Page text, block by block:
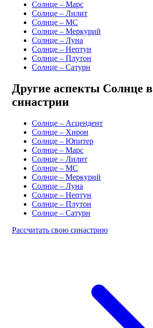
Солнце – Марс
Солнце – Лилит
Солнце – MC
Солнце – Меркурий
Солнце – Луна
Солнце – Нептун
Солнце – Плутон
Солнце – Сатурн
Другие аспекты Солнце в
синастрии
Солнце – Асцендент
Солнце – Хирон
Солнце – Юпитер
Солнце – Марс
Солнце – Лилит
Солнце – MC
Солнце – Меркурий
Солнце – Луна
Солнце – Нептун
Солнце – Плутон
Солнце – Сатурн
Рассчитать свою синастрию